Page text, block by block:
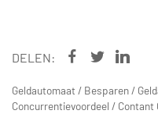
DELEN:
Geldautomaat / Besparen /
Concurrentievoordeel / Contant